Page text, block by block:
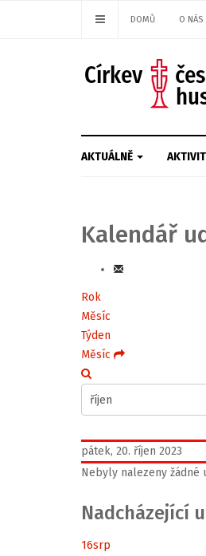
DOMŮ O NÁS
AKTUÁLNĚ
Kalendář
Rok
Měsíc
Týden
Měsíc
pátek, 20. říjen 2023
Nebyly nalezeny žádné
Nadcházející
16srp